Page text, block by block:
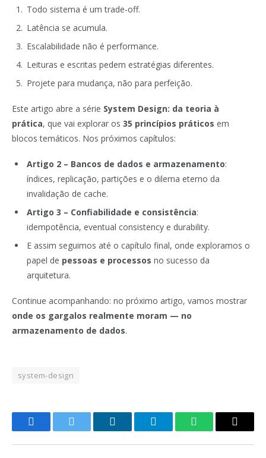
Todo sistema é um trade-off.
Latência se acumula.
Escalabilidade não é performance.
Leituras e escritas pedem estratégias diferentes.
Projete para mudança, não para perfeição.
Este artigo abre a série System Design: da teoria à
prática, que vai explorar os 35 princípios práticos em
blocos temáticos. Nos próximos capítulos:
Artigo 2 – Bancos de dados e armazenamento:
índices, replicação, partições e o dilema eterno da
invalidação de cache.
Artigo 3 – Confiabilidade e consistência:
idempotência, eventual consistency e durability.
E assim seguimos até o capítulo final, onde exploramos o
papel de pessoas e processos no sucesso da
arquitetura.
Continue acompanhando: no próximo artigo, vamos mostrar
onde os gargalos realmente moram — no
armazenamento de dados.
system-design
FacebookTwitter LinkedInTelegramWhatsAppCopy